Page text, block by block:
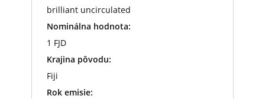
brilliant uncirculated
Nominálna hodnota:
1 FJD
Krajina pôvodu:
Fiji
Rok emisie: